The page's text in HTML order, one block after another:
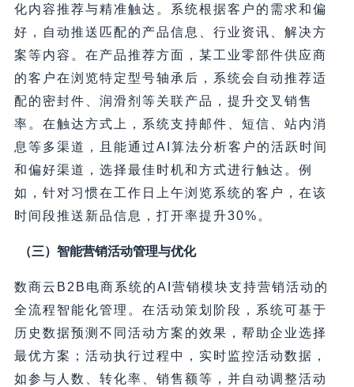
化内容推荐与精准触达。系统根据客户的需求和偏
好，自动推送匹配的产品信息、行业资讯、解决方
案等内容。在产品推荐方面，某工业零部件供应商
的客户在浏览特定型号轴承后，系统会自动推荐适
配的密封件、润滑剂等关联产品，提升交叉销售
率。在触达方式上，系统支持邮件、短信、站内消
息等多渠道，且能通过AI算法分析客户的活跃时间
和偏好渠道，选择最佳时机和方式进行触达。例
如，针对习惯在工作日上午浏览系统的客户，在该
时间段推送新品信息，打开率提升30%。
（三）智能营销活动管理与优化
数商云B2B电商系统的AI营销模块支持营销活动的
全流程智能化管理。在活动策划阶段，系统可基于
历史数据预测不同活动方案的效果，帮助企业选择
最优方案；活动执行过程中，实时监控活动数据，
如参与人数、转化率、销售额等，并自动调整活动